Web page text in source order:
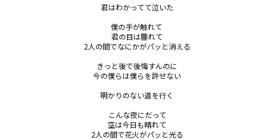
君はわかってて泣いた
僕の手が触れて
君の目は腫れて
2人の間でなにかがパッと消える
きっと後で後悔すんのに
今の僕らは僕らを許せない
明かりのない道を行く
こんな夜にだって
空は今日も晴れて
2人の間で花火がパッと光る